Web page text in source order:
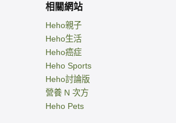
相關網站
Heho親子
Heho生活
Heho癌症
Heho Sports
Heho討論版
營養 N 次方
Heho Pets